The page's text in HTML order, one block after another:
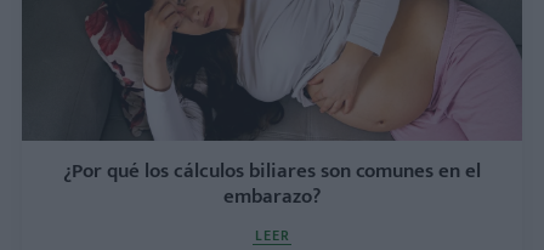
¿Por qué los cálculos biliares son comunes en el
embarazo?
LEER